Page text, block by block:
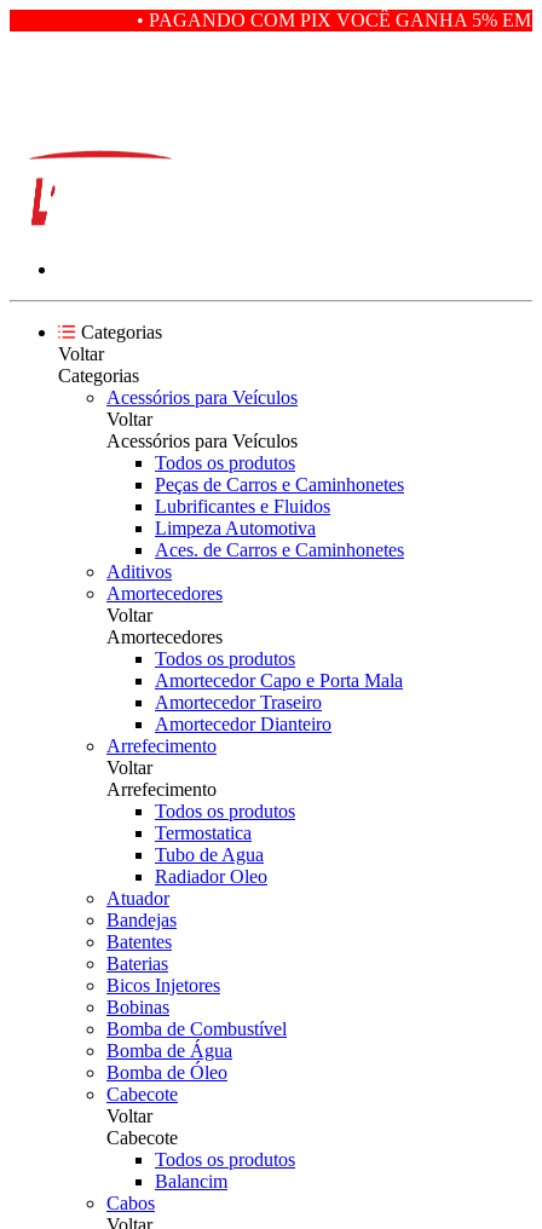
• PAGANDO COM PIX VOCÊ GANHA 5% EM
Categorias
Voltar
Categorias
Acessórios para Veículos
Voltar
Acessórios para Veículos
Todos os produtos
Peças de Carros e Caminhonetes
Lubrificantes e Fluidos
Limpeza Automotiva
Aces. de Carros e Caminhonetes
Aditivos
Amortecedores
Voltar
Amortecedores
Todos os produtos
Amortecedor Capo e Porta Mala
Amortecedor Traseiro
Amortecedor Dianteiro
Arrefecimento
Voltar
Arrefecimento
Todos os produtos
Termostatica
Tubo de Agua
Radiador Oleo
Atuador
Bandejas
Batentes
Baterias
Bicos Injetores
Bobinas
Bomba de Combustível
Bomba de Água
Bomba de Óleo
Cabecote
Voltar
Cabecote
Todos os produtos
Balancim
Cabos
Voltar